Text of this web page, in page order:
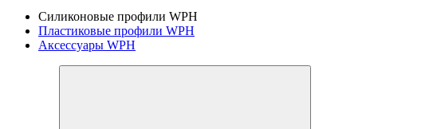
Силиконовые профили WPH
Пластиковые профили WPH
Аксессуары WPH